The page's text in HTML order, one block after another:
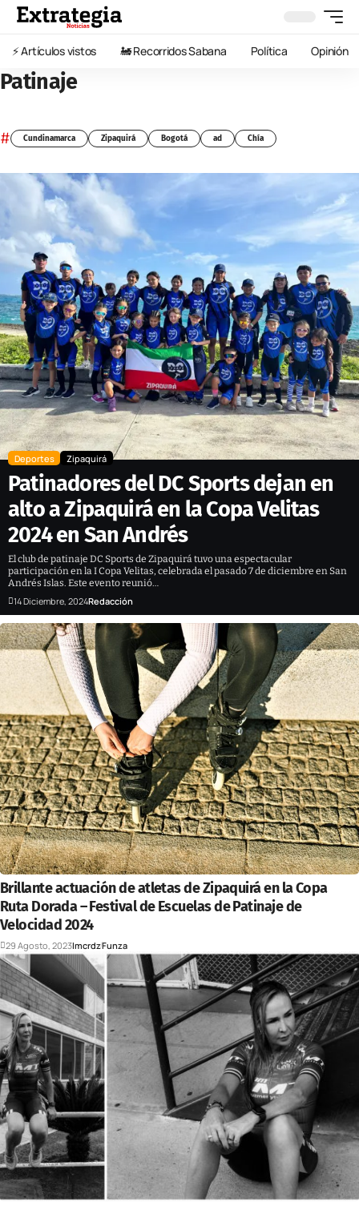
⚡️ Artículos vistos 🚂 Recorridos Sabana Política Opinión
Patinaje
# Cundinamarca Zipaquirá Bogotá ad Chía
Deportes Zipaquirá
Patinadores del DC Sports dejan en
alto a Zipaquirá en la Copa Velitas
2024 en San Andrés
El club de patinaje DC Sports de Zipaquirá tuvo una espectacular
participación en la I Copa Velitas, celebrada el pasado 7 de diciembre en San
Andrés Islas. Este evento reunió…
14 Diciembre, 2024Redacción
Brillante actuación de atletas de Zipaquirá en la Copa
Ruta Dorada – Festival de Escuelas de Patinaje de
Velocidad 2024
29 Agosto, 2023ImcrdzFunza